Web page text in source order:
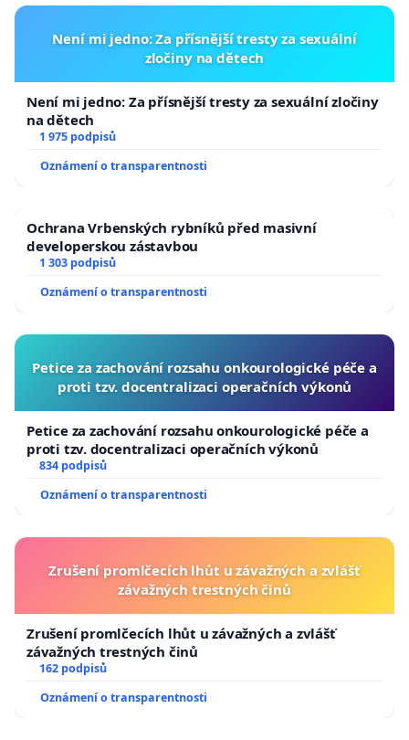
Není mi jedno: Za přísnější tresty za sexuální
zločiny na dětech
Není mi jedno: Za přísnější tresty za sexuální zločiny
na dětech
1 975 podpisů
Oznámení o transparentnosti
Ochrana Vrbenských rybníků před masivní
developerskou zástavbou
1 303 podpisů
Oznámení o transparentnosti
Petice za zachování rozsahu onkourologické péče a
proti tzv. docentralizaci operačních výkonů
Petice za zachování rozsahu onkourologické péče a
proti tzv. docentralizaci operačních výkonů
834 podpisů
Oznámení o transparentnosti
Zrušení promlčecích lhůt u závažných a zvlášť
závažných trestných činů
Zrušení promlčecích lhůt u závažných a zvlášť
závažných trestných činů
162 podpisů
Oznámení o transparentnosti